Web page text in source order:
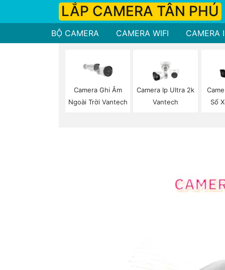
LẮP CAMERA TÂN PHÚ
BỘ CAMERA CAMERA WIFI CAMERA
Camera Ghi Âm
Ngoài Trời Vantech
Camera Ip Ultra 2k
Vantech
Số